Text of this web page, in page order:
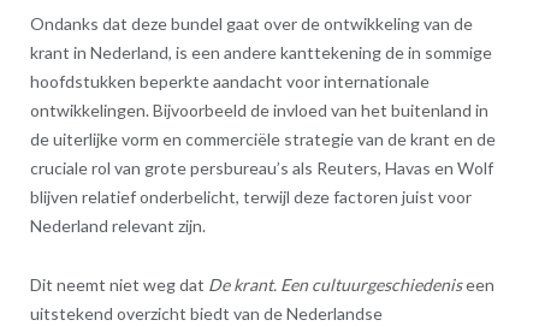
Ondanks dat deze bundel gaat over de ontwikkeling van de
krant in Nederland, is een andere kanttekening de in sommige
hoofdstukken beperkte aandacht voor internationale
ontwikkelingen. Bijvoorbeeld de invloed van het buitenland in
de uiterlijke vorm en commerciële strategie van de krant en de
cruciale rol van grote persbureau’s als Reuters, Havas en Wolf
blijven relatief onderbelicht, terwijl deze factoren juist voor
Nederland relevant zijn.
Dit neemt niet weg dat De krant. Een cultuurgeschiedeniseen
uitstekend overzicht biedt van de Nederlandse